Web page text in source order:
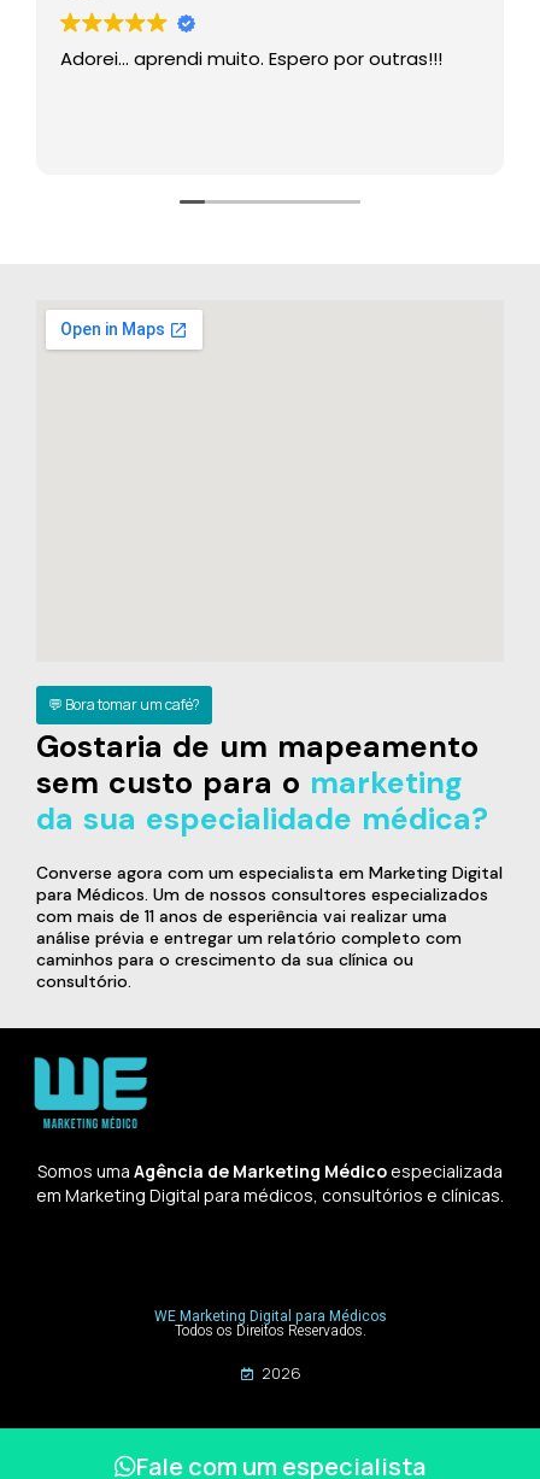
Adorei… aprendi muito. Espero por outras!!!
💬 Bora tomar um café?
Gostaria de um mapeamento
sem custo para o marketing
da sua especialidade médica?
Converse agora com um especialista em Marketing Digital
para Médicos. Um de nossos consultores especializados
com mais de 11 anos de esperiência vai realizar uma
análise prévia e entregar um relatório completo com
caminhos para o crescimento da sua clínica ou
consultório.
Somos uma Agência de Marketing Médicoespecializada
em Marketing Digital para médicos, consultórios e clínicas.
WE Marketing Digital para Médicos
Todos os Direitos Reservados.
2026
Fale com um especialista